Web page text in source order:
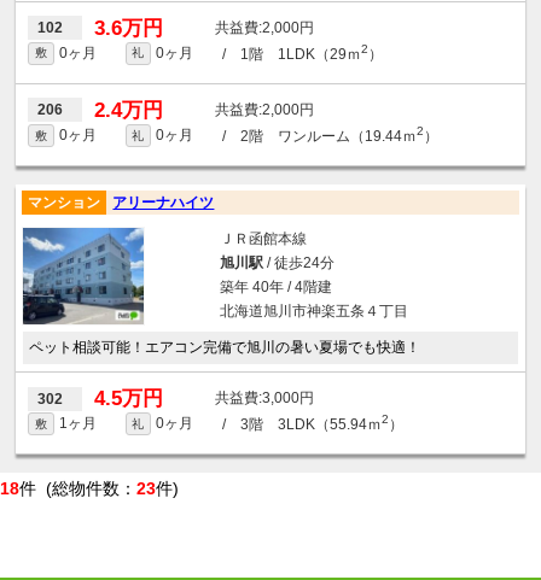
102 3.6万円 2,000円
敷 0ヶ月 礼 0ヶ月 / 1階 1LDK（29ｍ2 ）
206 2.4万円 2,000円
敷 0ヶ月 礼 0ヶ月 / 2階 ワンルーム（19.44ｍ2 ）
マンション アリーナハイツ
ＪＲ函館本線
旭川駅/ 徒歩24分
築年 40年 / 4階建
北海道旭川市神楽五条４丁目
ペット相談可能！エアコン完備で旭川の暑い夏場でも快適！
302 4.5万円 3,000円
敷 1ヶ月 礼 0ヶ月 / 3階 3LDK（55.94ｍ2 ）
18件 (総物件数： 23件)